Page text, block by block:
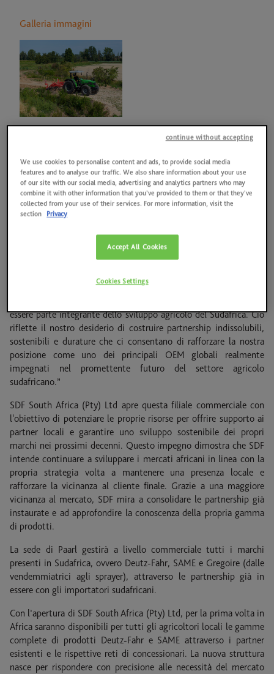
Qualità, ambiente, salute e sicurezza sul lavoro, energia
RISULTATI 2025
SAME HOLDING
FONDAZIONE SAME
Contatti
Galleria immagini
Tabakhuis Street, Paarl, Provincia del Capo Occidentale, Sudafrica,
SDF è lieta di annunciare oggi l'apertura ufficiale della propria
filiale commerciale in SDF South Africa. Situata a Paarl, nella
provincia del Capo Occidentale, all'interno della regione vinicola
di Città del Capo, questa nuova sede rappresenta un passo
“L’apertura della filiale commerciale SDF South Africa segna una
tappa fondamentale per SDF ”, ha dichiarato Lodovico Bussolati,
subsahariana a dimostrazione del nostro impegno incondizionato
essere parte integrante dello sviluppo agricolo del Sudafrica. Ciò
riflette il nostro desiderio di costruire partnership indissolubili,
sostenibili e durature che ci consentano di rafforzare la nostra
posizione come uno dei principali OEM globali realmente
impegnati nel promettente futuro del settore agricolo
sudafricano.”
SDF South Africa (Pty) Ltd apre questa filiale commerciale con
l'obiettivo di potenziare le proprie risorse per offrire supporto ai
partner locali e garantire uno sviluppo sostenibile dei propri
marchi nei prossimi decenni. Questo impegno dimostra che SDF
intende continuare a sviluppare i mercati africani in linea con la
propria strategia volta a mantenere una presenza locale e
rafforzare la vicinanza al cliente finale. Grazie a una maggiore
vicinanza al mercato, SDF mira a consolidare le partnership già
instaurate e ad approfondire la conoscenza della propria gamma
di prodotti.
La sede di Paarl gestirà a livello commerciale tutti i marchi
presenti in Sudafrica, ovvero Deutz-Fahr, SAME e Gregoire (dalle
vendemmiatrici agli sprayer), attraverso le partnership già in
essere con gli importatori sudafricani.
Con l’apertura di SDF South Africa (Pty) Ltd, per la prima volta in
Africa saranno disponibili per tutti gli agricoltori locali le gamme
complete di prodotti Deutz-Fahr e SAME attraverso i partner
esistenti e le rispettive reti di concessionari. La nuova struttura
nasce per rispondere con precisione alle necessità del mercato
We use cookies to personalise content and ads, to provide social media
features and to analyse our traffic. We also share information about your use
of our site with our social media, advertising and analytics partners who may
combine it with other information that you’ve provided to them or that they’ve
collected from your use of their services. For more information, visit the
section
Privacy
continue without accepting
Accept All Cookies
Cookies Settings